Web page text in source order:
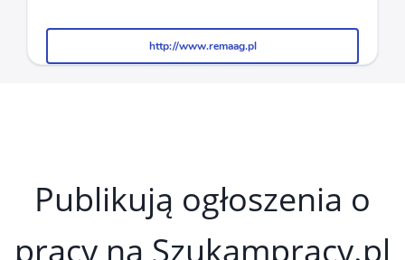
http://www.remaag.pl
http://www.remaag.pl
Publikują ogłoszenia o
pracy na Szukampracy.pl